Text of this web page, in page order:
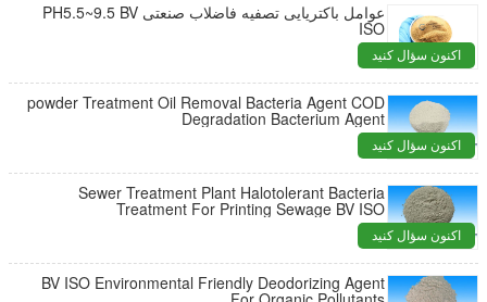
عوامل باکتریایی تصفیه فاضلاب صنعتی PH5.5~9.5 BV
ISO
اکنون سؤال کنید
powder Treatment Oil Removal Bacteria Agent COD
Degradation Bacterium Agent
اکنون سؤال کنید
Sewer Treatment Plant Halotolerant Bacteria
Treatment For Printing Sewage BV ISO
اکنون سؤال کنید
BV ISO Environmental Friendly Deodorizing Agent